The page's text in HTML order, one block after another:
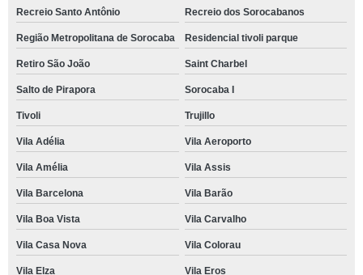
Recreio Santo Antônio Recreio dos Sorocabanos
Região Metropolitana de Sorocaba Residencial tivoli parque
Retiro São João Saint Charbel
Salto de Pirapora Sorocaba I
Tivoli Trujillo
Vila Adélia Vila Aeroporto
Vila Amélia Vila Assis
Vila Barcelona Vila Barão
Vila Boa Vista Vila Carvalho
Vila Casa Nova Vila Colorau
Vila Elza Vila Eros